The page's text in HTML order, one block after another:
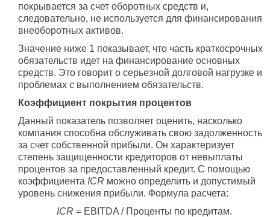
покрывается за счет оборотных средств и,
следовательно, не используется для финансирования
внеоборотных активов.
Значение ниже 1 показывает, что часть краткосрочных
обязательств идет на финансирование основных
средств. Это говорит о серьезной долговой нагрузке и
проблемах с выполнением обязательств.
Коэффициент покрытия процентов
Данный показатель позволяет оценить, насколько
компания способна обслуживать свою задолженность
за счет собственной прибыли. Он характеризует
степень защищенности кредиторов от невыплаты
процентов за предоставленный кредит. С помощью
коэффициента ICR можно определить и допустимый
уровень снижения прибыли. Формула расчета:
ICR = EBITDA / Проценты по кредитам.